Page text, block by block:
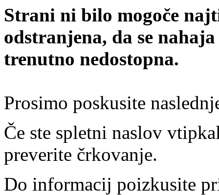
Strani ni bilo mogoče
odstranjena, da se
trenutno nedostopna.
Prosimo poskusite
Če ste spletni naslov
preverite črkovanje.
Do informacij poizkusite